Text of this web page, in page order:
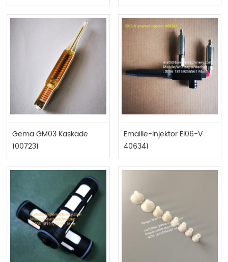
1007683
Pistolensteuerung
1001460
Gema GM03 Kaskade
1007231
Emaille-Injektor EI06-V
406341